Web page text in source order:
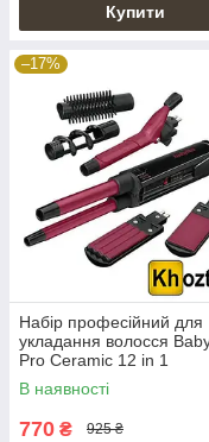
Купити
–17%
Набір професійний для
укладання волосся
Pro Ceramic 12 in 1
В наявності
770 ₴ 925 ₴